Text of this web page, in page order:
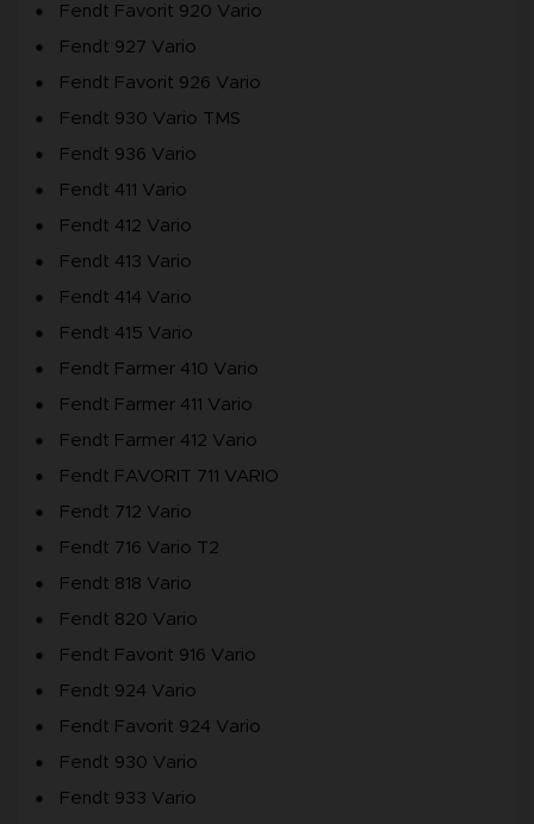
Fendt Favorit 920 Vario
Fendt 927 Vario
Fendt Favorit 926 Vario
Fendt 930 Vario TMS
Fendt 936 Vario
Fendt 411 Vario
Fendt 412 Vario
Fendt 413 Vario
Fendt 414 Vario
Fendt 415 Vario
Fendt Farmer 410 Vario
Fendt Farmer 411 Vario
Fendt Farmer 412 Vario
Fendt FAVORIT 711 VARIO
Fendt 712 Vario
Fendt 716 Vario T2
Fendt 818 Vario
Fendt 820 Vario
Fendt Favorit 916 Vario
Fendt 924 Vario
Fendt Favorit 924 Vario
Fendt 930 Vario
Fendt 933 Vario